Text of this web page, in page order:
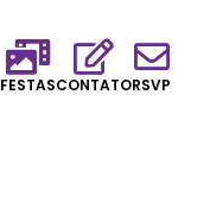
FESTASCONTATORSVP